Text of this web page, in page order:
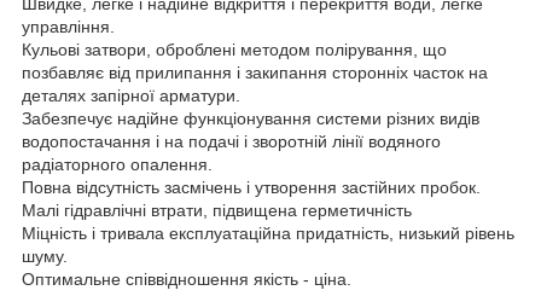
управління.
Кульові затвори, оброблені методом полірування, що
позбавляє від прилипання і закипання сторонніх часток на
деталях запірної арматури.
Забезпечує надійне функціонування системи різних видів
водопостачання і на подачі і зворотній лінії водяного
радіаторного опалення.
Повна відсутність засмічень і утворення застійних пробок.
Малі гідравлічні втрати, підвищена герметичність
Міцність і тривала експлуатаційна придатність, низький рівень
шуму.
Оптимальне співвідношення якість - ціна.